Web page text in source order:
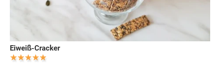
Eiweiß-Cracker